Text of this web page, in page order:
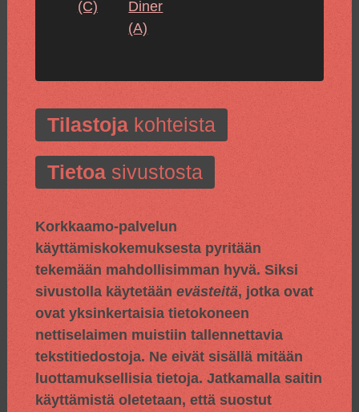
(C)
Diner
(A)
Tilastojakohteista
Tietoasivustosta
Korkkaamo-palvelun
käyttämiskokemuksesta pyritään
tekemään mahdollisimman hyvä. Siksi
sivustolla käytetään evästeitä, jotka ovat
ovat yksinkertaisia tietokoneen
nettiselaimen muistiin tallennettavia
tekstitiedostoja. Ne eivät sisällä mitään
luottamuksellisia tietoja. Jatkamalla saitin
käyttämistä oletetaan, että suostut